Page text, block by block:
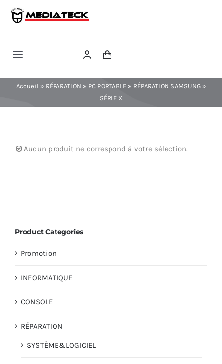
Skip
Toggle
Navigation
RÉPARATION
INFORMATIQUE
MAISON
Accueil » RÉPARATION » PC PORTABLE » RÉPARATION SAMSUNG»
SÉRIE X
Aucun produit ne correspond à votre sélection.
Product Categories
Promotion
INFORMATIQUE
CONSOLE
RÉPARATION
SYSTÈME&LOGICIEL